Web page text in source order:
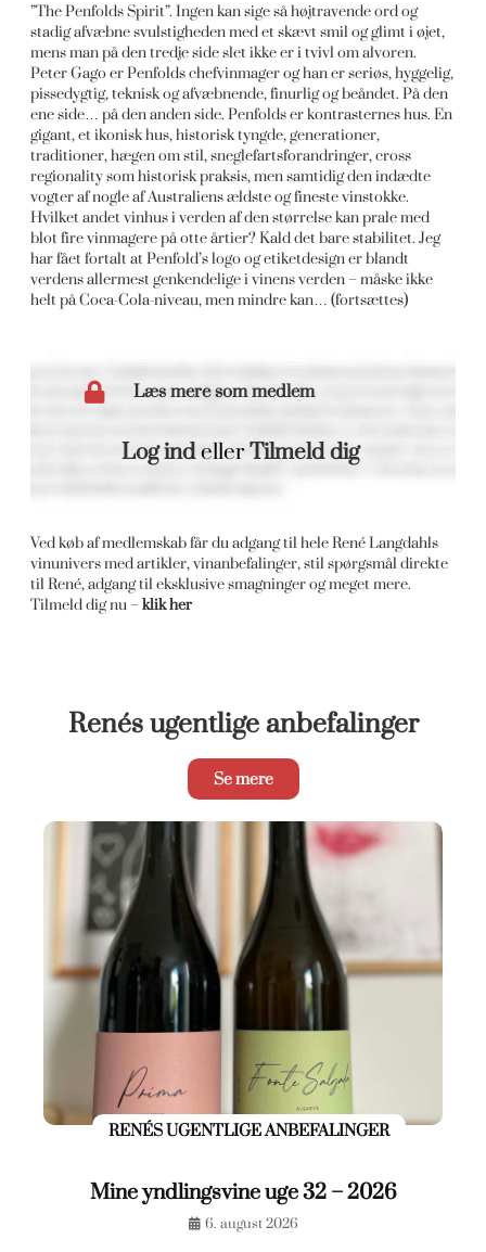
”The Penfolds Spirit”. Ingen kan sige så højtravende ord og
stadig afvæbne svulstigheden med et skævt smil og glimt i øjet,
mens man på den tredje side slet ikke er i tvivl om alvoren.
Peter Gago er Penfolds chefvinmager og han er seriøs, hyggelig,
pissedygtig, teknisk og afvæbnende, finurlig og beåndet. På den
ene side… på den anden side. Penfolds er kontrasternes hus. En
gigant, et ikonisk hus, historisk tyngde, generationer,
traditioner, hægen om stil, sneglefartsforandringer, cross
regionality som historisk praksis, men samtidig den indædte
vogter af nogle af Australiens ældste og fineste vinstokke.
Hvilket andet vinhus i verden af den størrelse kan prale med
blot fire vinmagere på otte årtier? Kald det bare stabilitet. Jeg
har fået fortalt at Penfold’s logo og etiketdesign er blandt
verdens allermest genkendelige i vinens verden – måske ikke
helt på Coca-Cola-niveau, men mindre kan… (fortsættes)
Læs mere som medlem
Log indellerTilmeld dig
Ved køb af medlemskab får du adgang til hele René Langdahls
vinunivers med artikler, vinanbefalinger, stil spørgsmål direkte
til René, adgang til eksklusive smagninger og meget mere.
Tilmeld dig nu –klik her
Renés ugentlige anbefalinger
Se mere
RENÉS UGENTLIGE ANBEFALINGER
Mine yndlingsvine uge 32 – 2026
6. august 2026